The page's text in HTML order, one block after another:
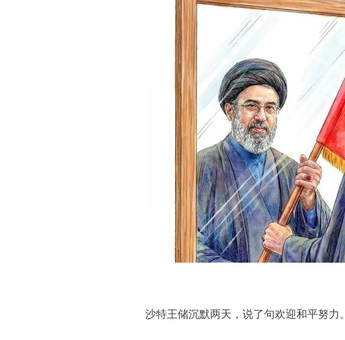
沙特王储沉默两天，说了句欢迎和平努力。